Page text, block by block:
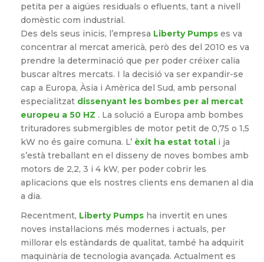
petita per a aigües residuals o efluents, tant a nivell
domèstic com industrial.
Des dels seus inicis, l’empresa Liberty Pumps es va
concentrar al mercat americà, però des del 2010 es va
prendre la determinació que per poder créixer calia
buscar altres mercats. I la decisió va ser expandir-se
cap a Europa, Àsia i Amèrica del Sud, amb personal
especialitzat dissenyant les bombes per al mercat
europeu a 50 HZ . La solució a Europa amb bombes
trituradores submergibles de motor petit de 0,75 o 1,5
kW no és gaire comuna. L’ èxit ha estat total i ja
s’està treballant en el disseny de noves bombes amb
motors de 2,2, 3 i 4 kW, per poder cobrir les
aplicacions que els nostres clients ens demanen al dia
a dia.
Recentment, Liberty Pumps ha invertit en unes
noves instal·lacions més modernes i actuals, per
millorar els estàndards de qualitat, també ha adquirit
maquinària de tecnologia avançada. Actualment es